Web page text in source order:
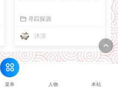
寻踪探源
沐清
菜单 人物 本站